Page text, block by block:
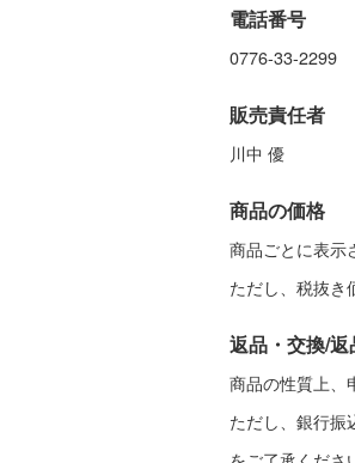
基
づ
表
示
電話番号
0776-33-2299
販売責任者
川中 優
商品の価格
商品ごとに表示
ただし、税抜き
返品・交換/返
商品の性質上、
ただし、銀行振